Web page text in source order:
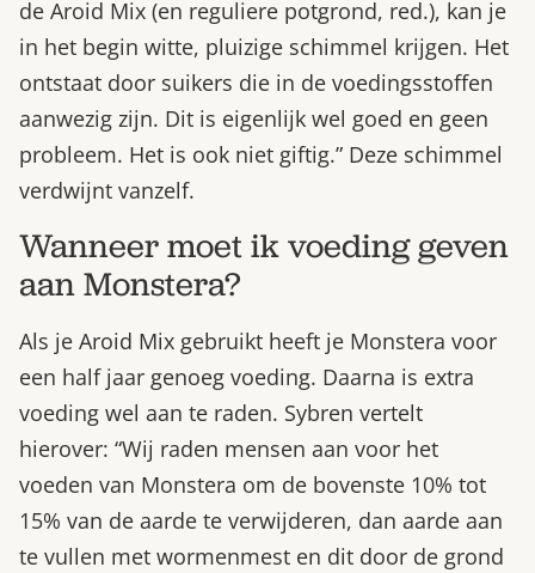
de Aroid Mix (en reguliere potgrond, red.), kan je
in het begin witte, pluizige schimmel krijgen. Het
ontstaat door suikers die in de voedingsstoffen
aanwezig zijn. Dit is eigenlijk wel goed en geen
probleem. Het is ook niet giftig.” Deze schimmel
verdwijnt vanzelf.
Wanneer moet ik voeding geven
aan Monstera?
Als je Aroid Mix gebruikt heeft je Monstera voor
een half jaar genoeg voeding. Daarna is extra
voeding wel aan te raden. Sybren vertelt
hierover: “Wij raden mensen aan voor het
voeden van Monstera om de bovenste 10% tot
15% van de aarde te verwijderen, dan aarde aan
te vullen met wormenmest en dit door de grond